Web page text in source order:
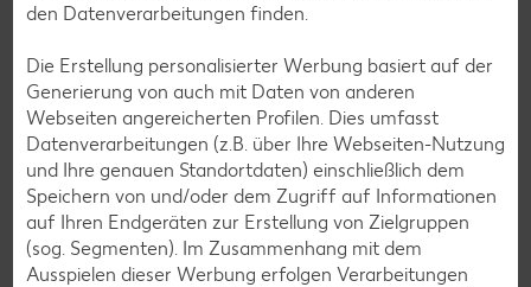
Smoothie-Rezepte
Bowle-Rezepte
Cocktail-Rezepte
Avocado-Rezepte
Erdbeer-Rezepte
Blaubeer-Rezepte
Bananen-Rezepte
den Datenverarbeitungen finden.
Die Erstellung personalisierter Werbung basiert auf der
Generierung von auch mit Daten von anderen
Webseiten angereicherten Profilen. Dies umfasst
Datenverarbeitungen (z.B. über Ihre Webseiten-Nutzung
und Ihre genauen Standortdaten) einschließlich dem
Speichern von und/oder dem Zugriff auf Informationen
auf Ihren Endgeräten zur Erstellung von Zielgruppen
(sog. Segmenten). Im Zusammenhang mit dem
Ausspielen dieser Werbung erfolgen Verarbeitungen